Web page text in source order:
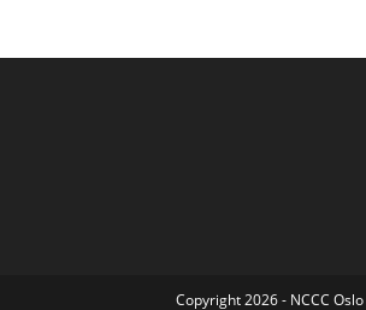
Copyright 2026 - NCCC Oslo